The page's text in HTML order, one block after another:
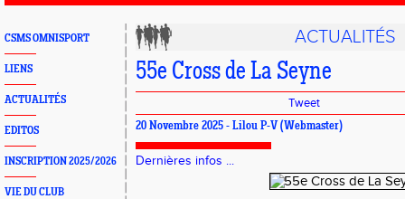
CSMS OMNISPORT
LIENS
ACTUALITÉS
EDITOS
INSCRIPTION 2025/2026
VIE DU CLUB
ACTUALITÉS
55e Cross de La Seyne
Tweet
20 Novembre 2025 - Lilou P-V (Webmaster)
Dernières infos ...